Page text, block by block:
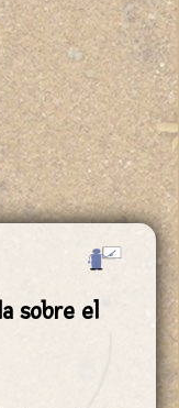
sobre el